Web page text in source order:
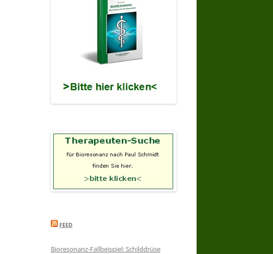
FEED
Bioresonanz-Fallbeispiel: Schilddrüse